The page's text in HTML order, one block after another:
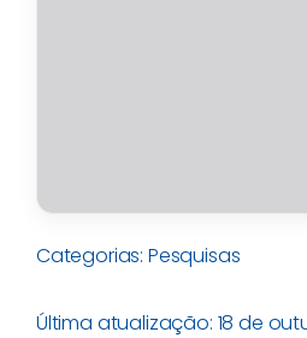
Categorias: Pesquisas
Última atualização: 18 de